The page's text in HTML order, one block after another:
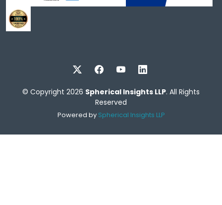
© Copyright 2026 Spherical Insights LLP. All Rights
Reserved
Powered by Spherical Insights LLP